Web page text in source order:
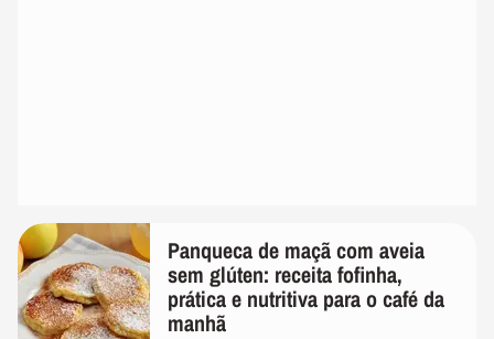
Panqueca de maçã com aveia
sem glúten: receita fofinha,
prática e nutritiva para o café da
manhã